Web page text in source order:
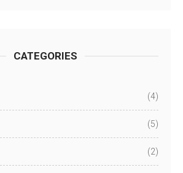
CATEGORIES
(4)
(5)
(2)